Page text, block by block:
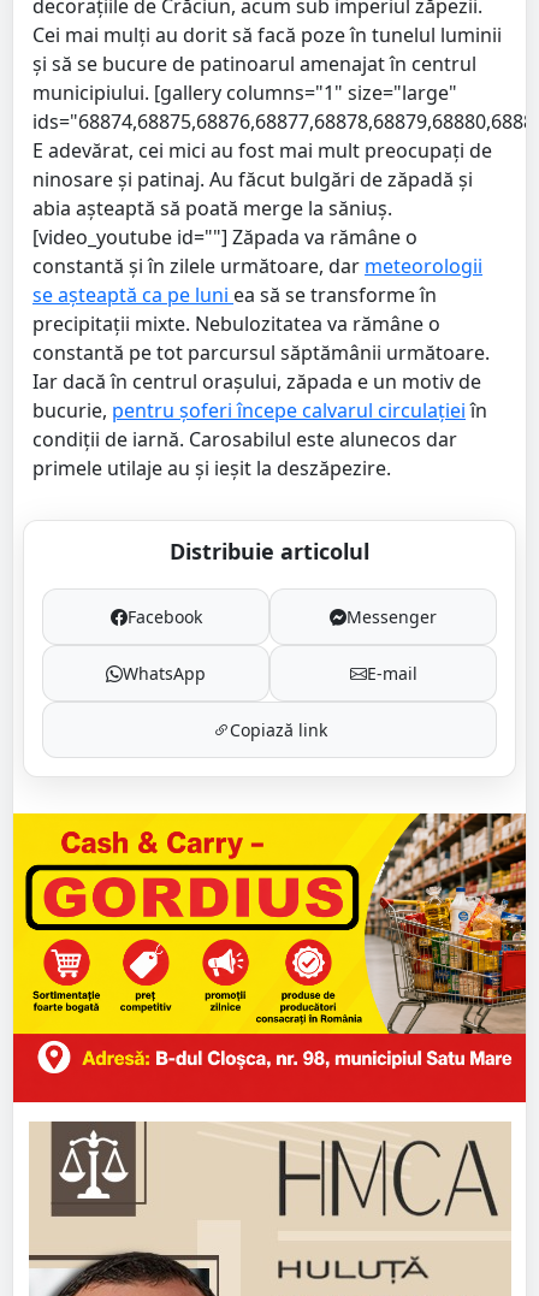
decorațiile de Crăciun, acum sub imperiul zăpezii.
Cei mai mulți au dorit să facă poze în tunelul luminii
și să se bucure de patinoarul amenajat în centrul
municipiului. [gallery columns="1" size="large"
E adevărat, cei mici au fost mai mult preocupați de
ninosare și patinaj. Au făcut bulgări de zăpadă și
abia așteaptă să poată merge la săniuș.
[video_youtube id=""] Zăpada va rămâne o
constantă și în zilele următoare, dar meteorologii
se așteaptă ca pe luni ea să se transforme în
precipitații mixte. Nebulozitatea va rămâne o
constantă pe tot parcursul săptămânii următoare.
Iar dacă în centrul orașului, zăpada e un motiv de
bucurie, pentru șoferi începe calvarul circulațieiîn
condiții de iarnă. Carosabilul este alunecos dar
primele utilaje au și ieșit la deszăpezire.
Distribuie articolul
Facebook Messenger
WhatsApp E-mail
Copiază link